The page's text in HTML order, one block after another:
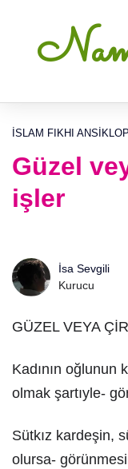
İSLAM FIKHI
Güzel
işler
İsa Sevgili
Kurucu
GÜZEL VEYA
Kadının oğlunun
olmak şartıyle-
Sütkız kardeşin,
olursa-